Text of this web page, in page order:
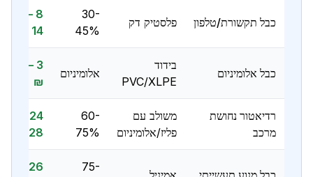
כבל תקשורת/טלפון פלסטיק דק
30-
45%
8 —
14 ₪
כבל אלומיניום
בידוד
PVC/XLPE
אלומיניום
₪
רדיאטור נחושת
מרכב
משולב עם
פליז/אלומיניום
60-
75%
28 ₪
75-